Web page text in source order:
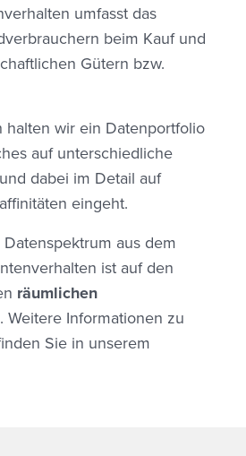
umfasst das
beim Kauf und
Gütern bzw.
halten wir ein Datenportfolio
auf unterschiedliche
dabei im Detail auf
eingeht.
aus dem
ist auf den
räumlichen
Weitere Informationen zu
Sie in unserem